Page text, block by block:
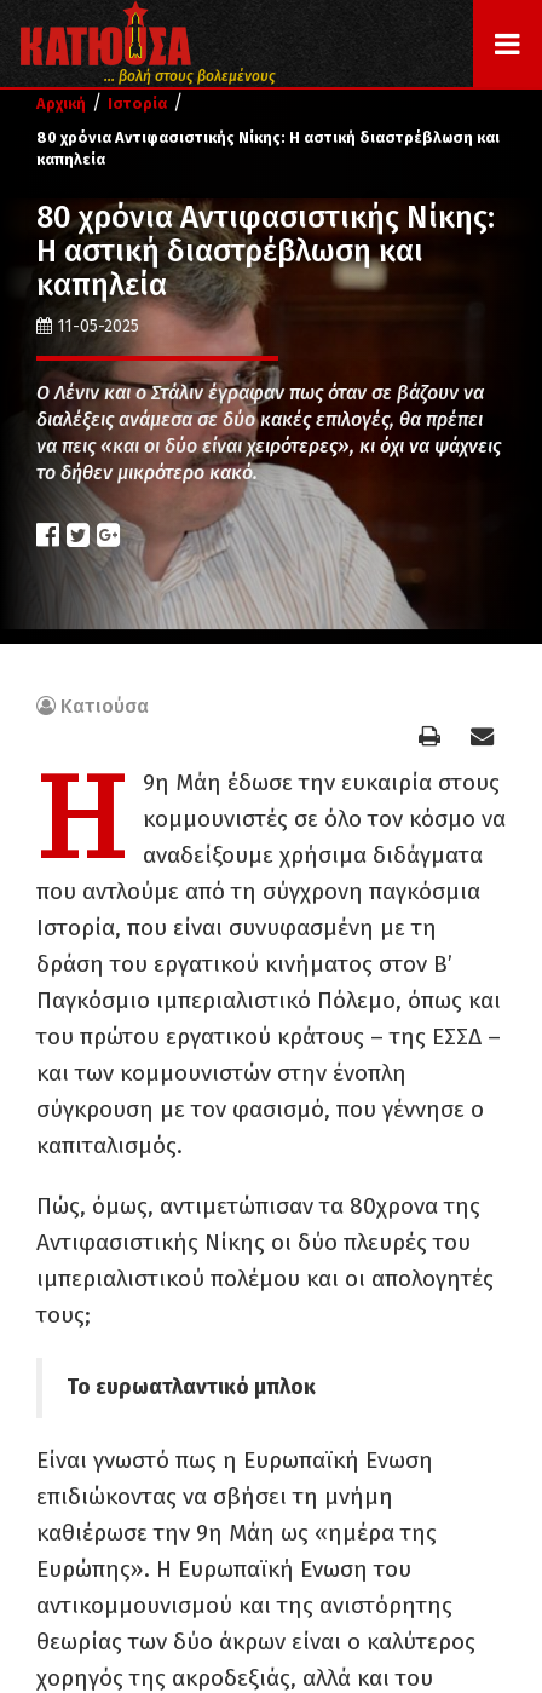
... βολή στους βολεμένους
Αρχική / Ιστορία /
80 χρόνια Αντιφασιστικής Νίκης: Η αστική διαστρέβλωση και
καπηλεία
80 χρόνια Αντιφασιστικής Νίκης:
Η αστική διαστρέβλωση και
καπηλεία
11-05-2025
Ο Λένιν και ο Στάλιν έγραφαν πως όταν σε βάζουν να
διαλέξεις ανάμεσα σε δύο κακές επιλογές, θα πρέπει
να πεις «και οι δύο είναι χειρότερες», κι όχι να ψάχνεις
το δήθεν μικρότερο κακό.
Κατιούσα
Η
9η Μάη έδωσε την ευκαιρία στους
κομμουνιστές σε όλο τον κόσμο να
αναδείξουμε χρήσιμα διδάγματα
που αντλούμε από τη σύγχρονη παγκόσμια
Ιστορία, που είναι συνυφασμένη με τη
δράση του εργατικού κινήματος στον Β’
Παγκόσμιο ιμπεριαλιστικό Πόλεμο, όπως και
του πρώτου εργατικού κράτους – της ΕΣΣΔ –
και των κομμουνιστών στην ένοπλη
σύγκρουση με τον φασισμό, που γέννησε ο
καπιταλισμός.
Πώς, όμως, αντιμετώπισαν τα 80χρονα της
Αντιφασιστικής Νίκης οι δύο πλευρές του
ιμπεριαλιστικού πολέμου και οι απολογητές
τους;
Το ευρωατλαντικό μπλοκ
Είναι γνωστό πως η Ευρωπαϊκή Ενωση
επιδιώκοντας να σβήσει τη μνήμη
καθιέρωσε την 9η Μάη ως «ημέρα της
Ευρώπης». Η Ευρωπαϊκή Ενωση του
αντικομμουνισμού και της ανιστόρητης
θεωρίας των δύο άκρων είναι ο καλύτερος
χορηγός της ακροδεξιάς, αλλά και του